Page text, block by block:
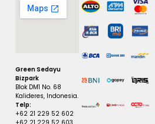
Green Sedayu
Bizpark
Blok DM1 No. 68
Kalideres, Indonesia.
Telp:
+62 21 229 52 602